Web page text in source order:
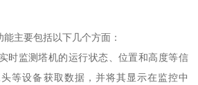
主要包括以下几个方面：
时监测塔机的运行状态、位置和高度等信
等设备获取数据，并将其显示在监控中